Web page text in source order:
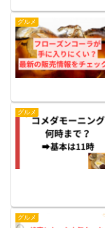
グルメ
グルメ
グルメ